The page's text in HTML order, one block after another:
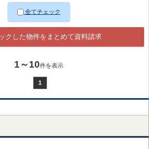
全てチェック
クした物件をまとめて資料請求
1～10件を表示
1